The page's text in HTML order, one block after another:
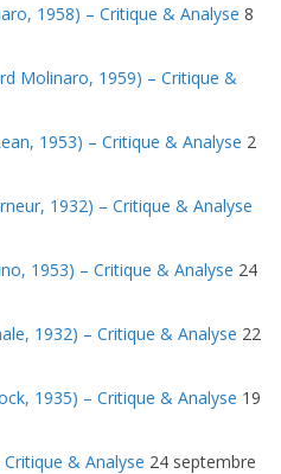
1958) – Critique & Analyse 8
Molinaro, 1959) – Critique &
1953) – Critique & Analyse 2
1932) – Critique & Analyse
1953) – Critique & Analyse 24
1932) – Critique & Analyse 22
1935) – Critique & Analyse 19
& Analyse 24 septembre